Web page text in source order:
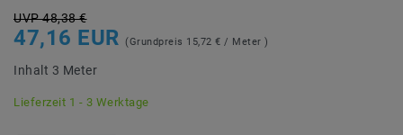
UVP 48,38 €
47,16 EUR (Grundpreis 15,72 € / Meter )
Inhalt 3 Meter
Lieferzeit 1 - 3 Werktage